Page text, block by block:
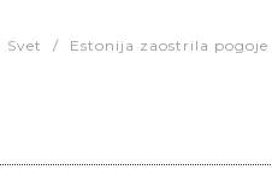
Svet / Estonija zaostrila